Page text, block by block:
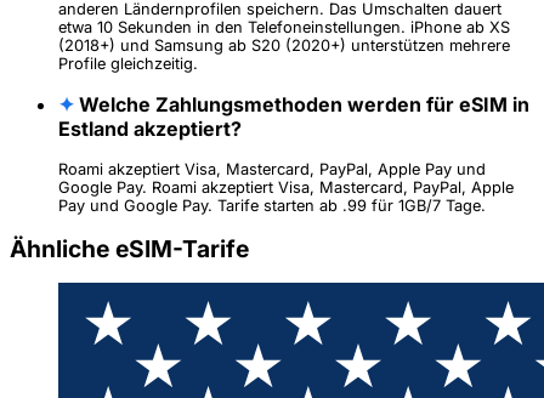
anderen Ländernprofilen speichern. Das Umschalten dauert
etwa 10 Sekunden in den Telefoneinstellungen. iPhone ab XS
(2018+) und Samsung ab S20 (2020+) unterstützen mehrere
Profile gleichzeitig.
✦ Welche Zahlungsmethoden werden für eSIM in
Estland akzeptiert?
Roami akzeptiert Visa, Mastercard, PayPal, Apple Pay und
Google Pay. Roami akzeptiert Visa, Mastercard, PayPal, Apple
Pay und Google Pay. Tarife starten ab .99 für 1GB/7 Tage.
Ähnliche eSIM-Tarife